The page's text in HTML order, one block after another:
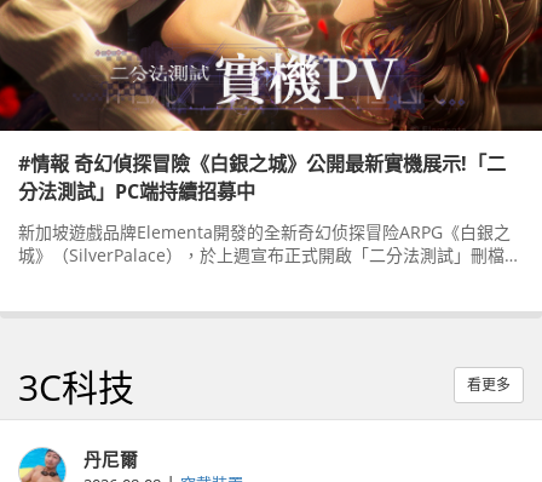
#情報 奇幻偵探冒險《白銀之城》公開最新實機展示!「二
分法測試」PC端持續招募中
新加坡遊戲品牌Elementa開發的全新奇幻侦探冒险ARPG《白銀之
城》（SilverPalace），於上週宣布正式開啟「二分法測試」刪檔不
看更多
3C科技
丹尼爾